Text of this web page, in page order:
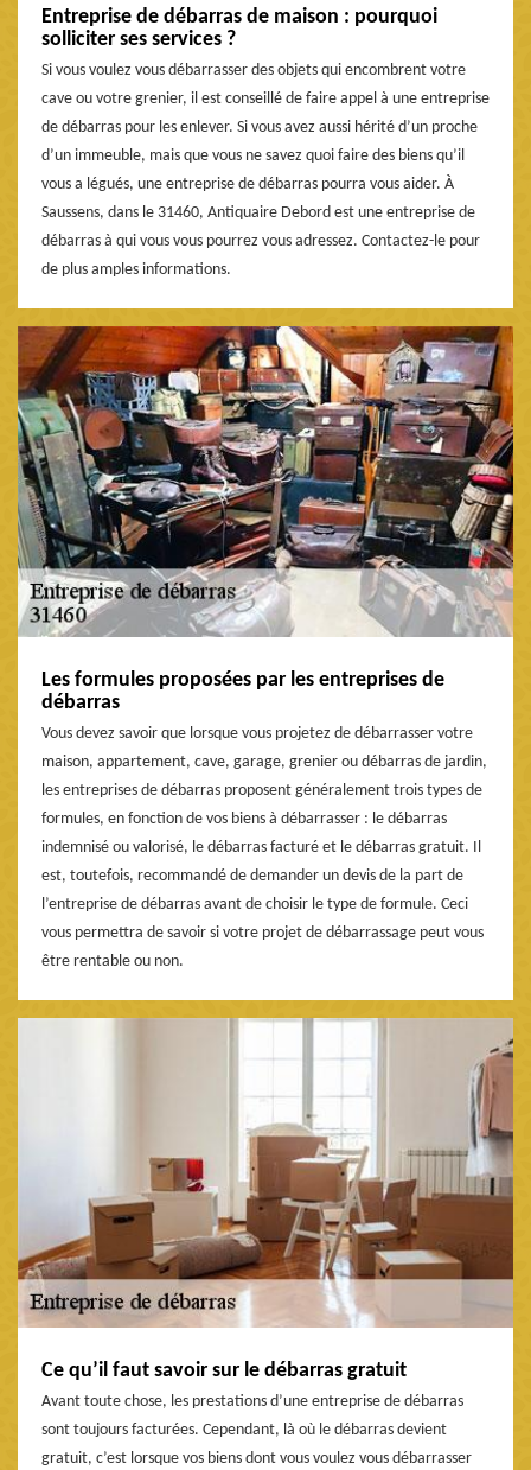
Entreprise de débarras de maison : pourquoi
solliciter ses services ?
Si vous voulez vous débarrasser des objets qui encombrent votre
cave ou votre grenier, il est conseillé de faire appel à une entreprise
de débarras pour les enlever. Si vous avez aussi hérité d’un proche
d’un immeuble, mais que vous ne savez quoi faire des biens qu’il
vous a légués, une entreprise de débarras pourra vous aider. À
Saussens, dans le 31460, Antiquaire Debord est une entreprise de
débarras à qui vous vous pourrez vous adressez. Contactez-le pour
de plus amples informations.
Les formules proposées par les entreprises de
débarras
Vous devez savoir que lorsque vous projetez de débarrasser votre
maison, appartement, cave, garage, grenier ou débarras de jardin,
les entreprises de débarras proposent généralement trois types de
formules, en fonction de vos biens à débarrasser : le débarras
indemnisé ou valorisé, le débarras facturé et le débarras gratuit. Il
est, toutefois, recommandé de demander un devis de la part de
l’entreprise de débarras avant de choisir le type de formule. Ceci
vous permettra de savoir si votre projet de débarrassage peut vous
être rentable ou non.
Ce qu’il faut savoir sur le débarras gratuit
Avant toute chose, les prestations d’une entreprise de débarras
sont toujours facturées. Cependant, là où le débarras devient
gratuit, c’est lorsque vos biens dont vous voulez vous débarrasser